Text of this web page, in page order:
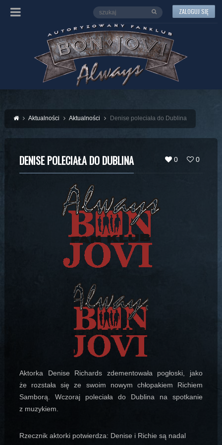
ZALOGUJ SIĘ
Aktualności Aktualności Denise poleciała do Dublina
0 0
DENISE POLECIAŁA DO DUBLINA
Aktorka Denise Richards zdementowała pogłoski, jako
że rozstała się ze swoim nowym chłopakiem Richiem
Samborą. Wczoraj poleciała do Dublina na spotkanie
z muzykiem.
Rzecznik aktorki potwierdza: Denise i Richie są nadal